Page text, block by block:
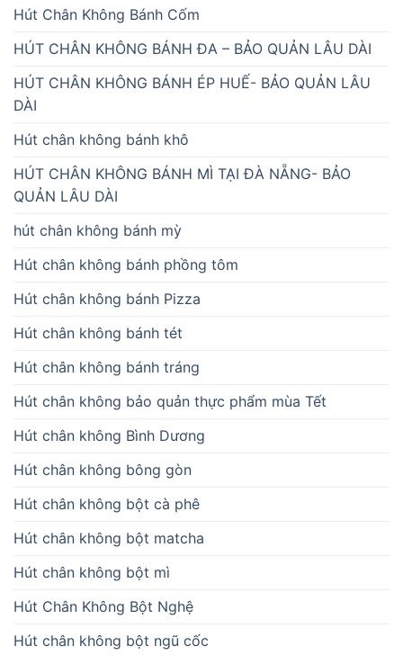
Hút Chân Không Bánh Cốm
HÚT CHÂN KHÔNG BÁNH ĐA – BẢO QUẢN LÂU DÀI
HÚT CHÂN KHÔNG BÁNH ÉP HUẾ- BẢO QUẢN LÂU
DÀI
Hút chân không bánh khô
HÚT CHÂN KHÔNG BÁNH MÌ TẠI ĐÀ NẴNG- BẢO
QUẢN LÂU DÀI
hút chân không bánh mỳ
Hút chân không bánh phồng tôm
Hút chân không bánh Pizza
Hút chân không bánh tét
Hút chân không bánh tráng
Hút chân không bảo quản thực phẩm mùa Tết
Hút chân không Bình Dương
Hút chân không bông gòn
Hút chân không bột cà phê
Hút chân không bột matcha
Hút chân không bột mì
Hút Chân Không Bột Nghệ
Hút chân không bột ngũ cốc